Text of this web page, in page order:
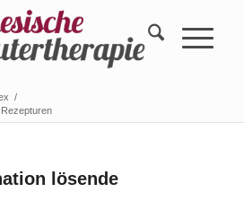
/
lösende